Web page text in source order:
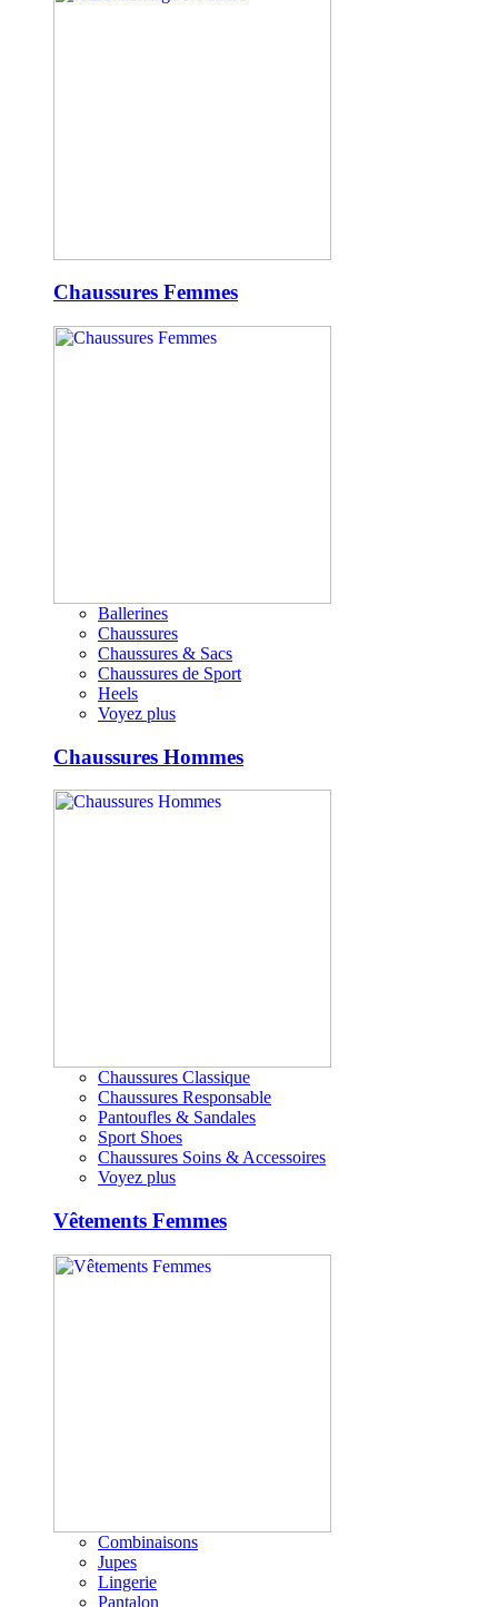
Chaussures Femmes
Ballerines
Chaussures
Chaussures & Sacs
Chaussures de Sport
Heels
Voyez plus
Chaussures Hommes
Chaussures Classique
Chaussures Responsable
Pantoufles & Sandales
Sport Shoes
Chaussures Soins & Accessoires
Voyez plus
Vêtements Femmes
Combinaisons
Jupes
Lingerie
Pantalon